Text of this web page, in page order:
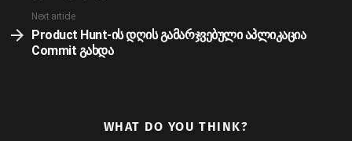
Next article
Product Hunt-ის დღის გამარჯვებული აპლიკაცია
Commit გახდა
WHAT DO YOU THINK?